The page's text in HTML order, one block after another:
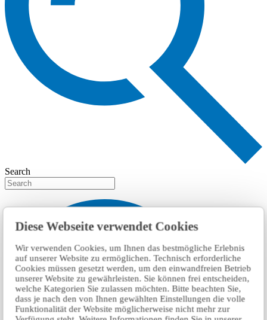
Diese Webseite verwendet Cookies
Wir verwenden Cookies, um Ihnen das bestmögliche Erlebnis
auf unserer Website zu ermöglichen. Technisch erforderliche
Cookies müssen gesetzt werden, um den einwandfreien Betrieb
unserer Website zu gewährleisten. Sie können frei entscheiden,
welche Kategorien Sie zulassen möchten. Bitte beachten Sie,
dass je nach den von Ihnen gewählten Einstellungen die volle
Funktionalität der Website möglicherweise nicht mehr zur
Search